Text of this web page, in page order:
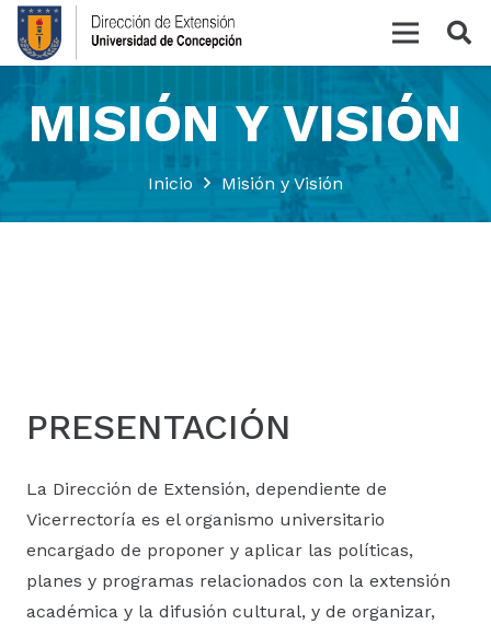
MISIÓN Y VISIÓN
Inicio Misión y Visión
PRESENTACIÓN
La Dirección de Extensión, dependiente de
Vicerrectoría es el organismo universitario
encargado de proponer y aplicar las políticas,
planes y programas relacionados con la extensión
académica y la difusión cultural, y de organizar,